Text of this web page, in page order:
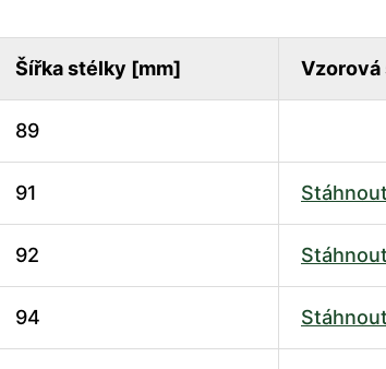
Šířka stélky [mm] Vzorová
89
91 Stáhnout
92 Stáhnout
94 Stáhnout